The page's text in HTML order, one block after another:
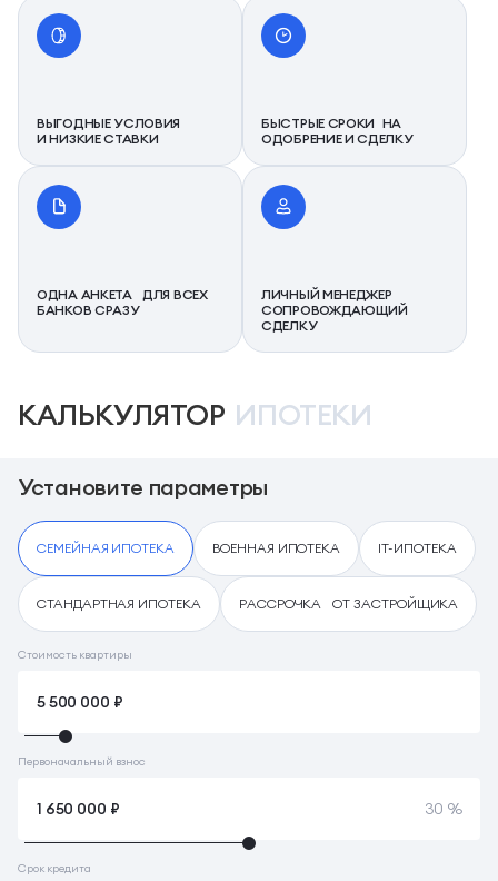
ВЫГОДНЫЕ УСЛОВИЯ
И НИЗКИЕ СТАВКИ
БЫСТРЫЕ СРОКИ НА
ОДОБРЕНИЕ И СДЕЛКУ
ОДНА АНКЕТА ДЛЯ ВСЕХ
БАНКОВ СРАЗУ
ЛИЧНЫЙ МЕНЕДЖЕР
СОПРОВОЖДАЮЩИЙ
СДЕЛКУ
КАЛЬКУЛЯТОР ИПОТЕКИ
Установите параметры
СЕМЕЙНАЯ ИПОТЕКА ВОЕННАЯ ИПОТЕКА IT-ИПОТЕКА
СТАНДАРТНАЯ ИПОТЕКА РАССРОЧКА ОТ ЗАСТРОЙЩИКА
Стоимость квартиры
Первоначальный взнос
30 %
Срок кредита